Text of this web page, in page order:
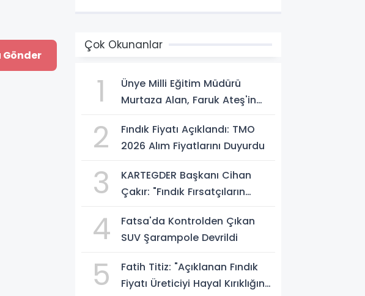
Çok Okunanlar
1
Ünye Milli Eğitim Müdürü
Murtaza Alan, Faruk Ateş'in
2
Fındık Fiyatı Açıklandı: TMO
2026 Alım Fiyatlarını Duyurdu
3
KARTEGDER Başkanı Cihan
Çakır: "Fındık Fırsatçıların
4
Fatsa'da Kontrolden Çıkan
SUV Şarampole Devrildi
5
Fatih Titiz: "Açıklanan Fındık
Fiyatı Üreticiyi Hayal Kırıklığına